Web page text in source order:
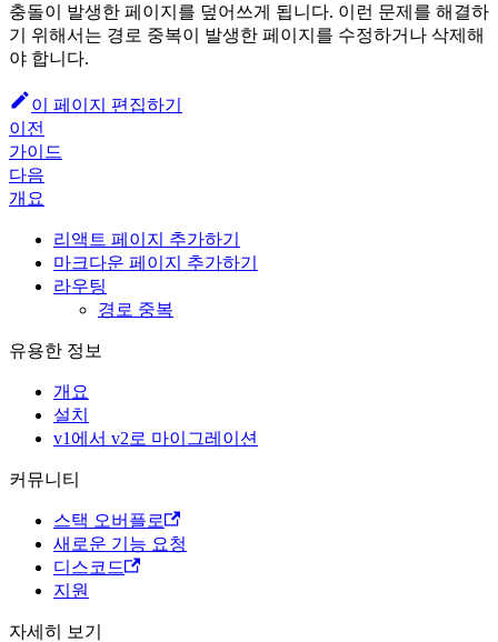
충돌이 발생한 페이지를 덮어쓰게 됩니다. 이런 문제를 해결하
기 위해서는 경로 중복이 발생한 페이지를 수정하거나 삭제해
야 합니다.
이 페이지 편집하기
이전
가이드
다음
개요
리액트 페이지 추가하기
마크다운 페이지 추가하기
라우팅
경로 중복
유용한 정보
개요
설치
v1에서 v2로 마이그레이션
커뮤니티
스택 오버플로
새로운 기능 요청
디스코드
지원
자세히 보기